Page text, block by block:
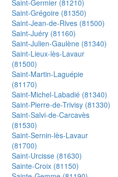
Saint-Germier (81210)
Saint-Grégoire (81350)
Saint-Jean-de-Rives (81500)
Saint-Juéry (81160)
Saint-Julien-Gaulène (81340)
Saint-Lieux-lès-Lavaur
(81500)
Saint-Martin-Laguépie
(81170)
Saint-Michel-Labadié (81340)
Saint-Pierre-de-Trivisy (81330)
Saint-Salvi-de-Carcavès
(81530)
Saint-Sernin-lès-Lavaur
(81700)
Saint-Urcisse (81630)
Sainte-Croix (81150)